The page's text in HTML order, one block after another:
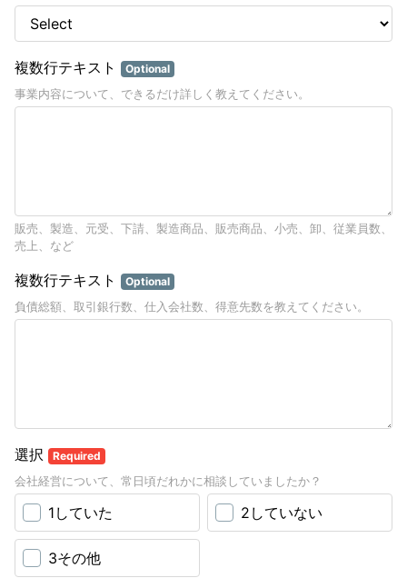
複数行テキスト Optional
事業内容について、できるだけ詳しく教えてください。
販売、製造、元受、下請、製造商品、販売商品、小売、卸、従業員数、
売上、など
複数行テキスト Optional
負債総額、取引銀行数、仕入会社数、得意先数を教えてください。
選択 Required
会社経営について、常日頃だれかに相談していましたか？
1していた 2していない
3その他